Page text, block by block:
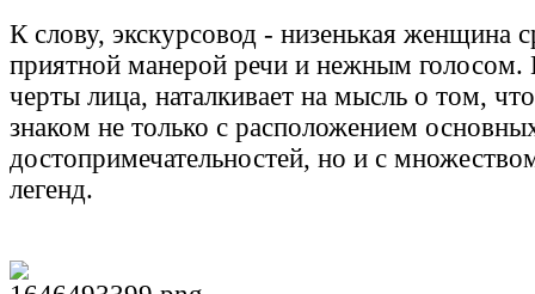
К слову, экскурсовод - низенькая женщина
приятной манерой речи и нежным голосом.
черты лица, наталкивает на мысль о том,
знаком не только с расположением
достопримечательностей, но и с
легенд.